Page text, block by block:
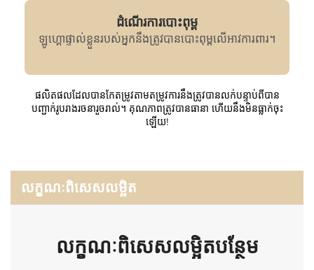
ដំណើរការបោះពុម្ព
ឡូហ្គោផ្ទាល់ខ្លួនរបស់អ្នកនឹងត្រូវបានបោះពុម្ពលើអាវការពារ។
ផលិតផលដែលបានកែតម្រូវតាមតម្រូវការនឹងត្រូវបានលក់បន្ទាប់ពីបាន
បញ្ជាក់រូបរាងរចនារួចរាល់។ គុណភាពត្រូវបានធានា ហើយនឹងមិនធ្លាក់ចុះ
ឡើយ!
លក្ខណៈពិសេសលម្អិត
លក្ខណៈពិសេសលម្អិតបន្ថែម